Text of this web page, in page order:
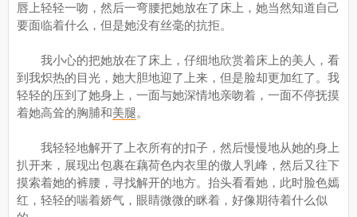
唇上轻轻一吻，然后一弯腰把她放在了床上，她当然知道自己
要面临着什么，但是她没有丝毫的抗拒。
我小心的把她放在了床上，仔细地欣赏着床上的美人，看
到我炽热的目光，她大胆地迎了上来，但是脸却更加红了。我
轻轻的压到了她身上，一面与她深情地亲吻着，一面不停抚摸
着她高耸的胸脯和美腿。
我轻轻地解开了上衣所有的扣子，然后慢慢地从她的身上
扒开来，展现出包裹在藕荷色内衣里的傲人乳峰，然后又往下
摸索着她的裤腰，寻找解开的地方。抬头看看她，此时脸色嫣
红，轻轻的喘着娇气，眼睛微微的眯着，好像期待着什么似